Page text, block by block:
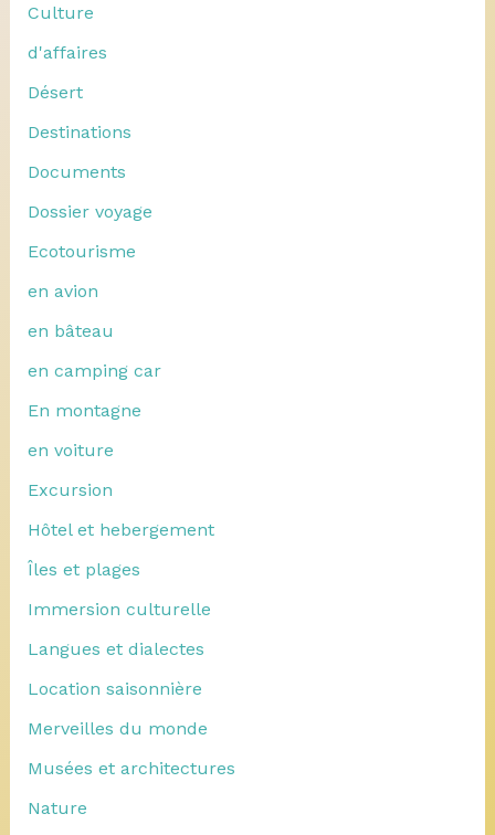
Culture
d'affaires
Désert
Destinations
Documents
Dossier voyage
Ecotourisme
en avion
en bâteau
en camping car
En montagne
en voiture
Excursion
Hôtel et hebergement
Îles et plages
Immersion culturelle
Langues et dialectes
Location saisonnière
Merveilles du monde
Musées et architectures
Nature